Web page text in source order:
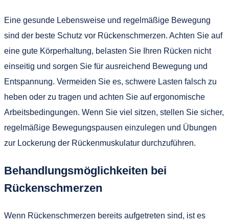
Eine gesunde Lebensweise und regelmäßige Bewegung
sind der beste Schutz vor Rückenschmerzen. Achten Sie auf
eine gute Körperhaltung, belasten Sie Ihren Rücken nicht
einseitig und sorgen Sie für ausreichend Bewegung und
Entspannung. Vermeiden Sie es, schwere Lasten falsch zu
heben oder zu tragen und achten Sie auf ergonomische
Arbeitsbedingungen. Wenn Sie viel sitzen, stellen Sie sicher,
regelmäßige Bewegungspausen einzulegen und Übungen
zur Lockerung der Rückenmuskulatur durchzuführen.
Behandlungsmöglichkeiten bei
Rückenschmerzen
Wenn Rückenschmerzen bereits aufgetreten sind, ist es